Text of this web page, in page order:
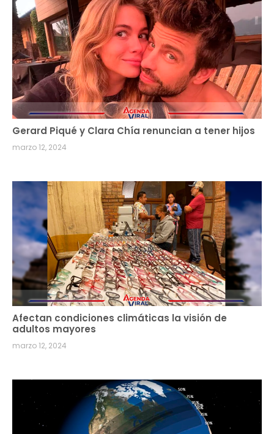
Gerard Piqué y Clara Chía renuncian a tener hijos
marzo 12, 2024
Afectan condiciones climáticas la visión de
adultos mayores
marzo 12, 2024